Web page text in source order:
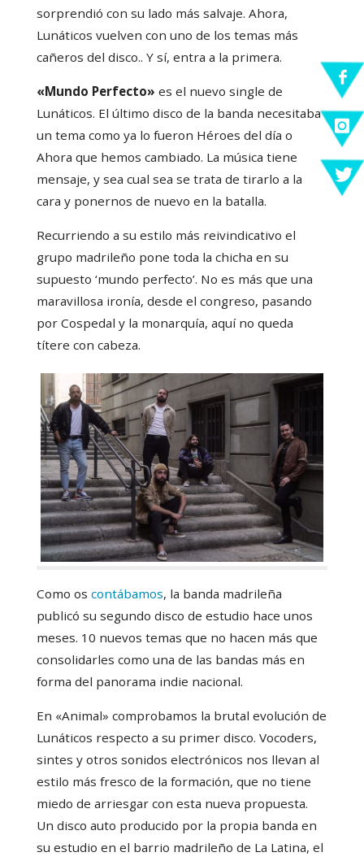
sorprendió con su lado más salvaje. Ahora,
Lunáticos vuelven con uno de los temas más
cañeros del disco.. Y sí, entra a la primera.
«Mundo Perfecto» es el nuevo single de
Lunáticos. El último disco de la banda necesitaba
un tema como ya lo fueron Héroes del día o
Ahora que hemos cambiado. La música tiene
mensaje, y sea cual sea se trata de tirarlo a la
cara y ponernos de nuevo en la batalla.
Recurriendo a su estilo más reivindicativo el
grupo madrileño pone toda la chicha en su
supuesto ‘mundo perfecto’. No es más que una
maravillosa ironía, desde el congreso, pasando
por Cospedal y la monarquía, aquí no queda
títere con cabeza.
Como os contábamos, la banda madrileña
publicó su segundo disco de estudio hace unos
meses. 10 nuevos temas que no hacen más que
consolidarles como una de las bandas más en
forma del panorama indie nacional.
En «Animal» comprobamos la brutal evolución de
Lunáticos respecto a su primer disco. Vocoders,
sintes y otros sonidos electrónicos nos llevan al
estilo más fresco de la formación, que no tiene
miedo de arriesgar con esta nueva propuesta.
Un disco auto producido por la propia banda en
su estudio en el barrio madrileño de La Latina, el